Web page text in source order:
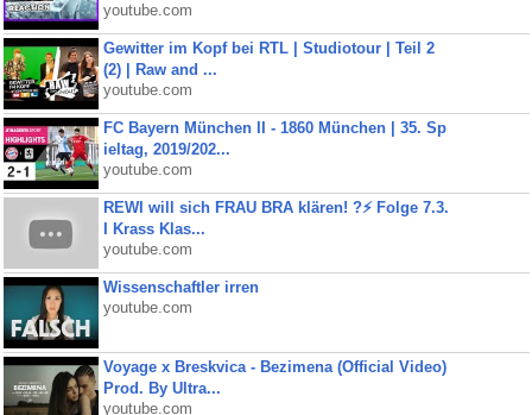
youtube.com
Gewitter im Kopf bei RTL | Studiotour | Teil 2
(2) | Raw and ...
youtube.com
FC Bayern München II - 1860 München | 35. Sp
ieltag, 2019/202...
youtube.com
REWI will sich FRAU BRA klären! ?⚡️ Folge 7.3.
I Krass Klas...
youtube.com
Wissenschaftler irren
youtube.com
Voyage x Breskvica - Bezimena (Official Video)
Prod. By Ultra...
youtube.com